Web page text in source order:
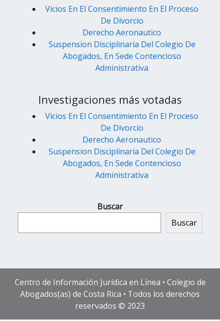
Vicios En El Consentimiento En El Proceso
De Divorcio
Derecho Aeronautico
Suspension Disciplinaria Del Colegio De
Abogados, En Sede Contencioso
Administrativa
Investigaciones más votadas
Vicios En El Consentimiento En El Proceso
De Divorcio
Derecho Aeronautico
Suspension Disciplinaria Del Colegio De
Abogados, En Sede Contencioso
Administrativa
Buscar
Buscar
Centro de Información Jurídica en Línea • Colegio de
Abogados(as) de Costa Rica • Todos los derechos
reservados © 2023